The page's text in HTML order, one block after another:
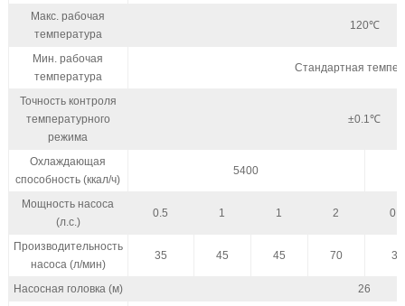
Макс. рабочая
температура
120℃
Мин. рабочая
температура
Стандартная
Точность контроля
температурного
режима
±0.1℃
Охлаждающая
способность (ккал/ч)
5400
Мощность насоса
(л.с.)
0.5 1 1 2 0.5
Производительность
насоса (л/мин)
35 45 45 70 35
Насосная головка (м)
26